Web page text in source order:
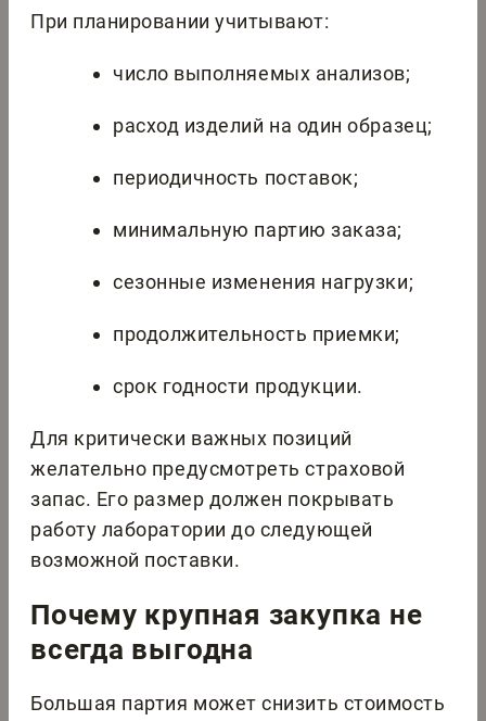
При планировании учитывают:
число выполняемых анализов;
расход изделий на один образец;
периодичность поставок;
минимальную партию заказа;
сезонные изменения нагрузки;
продолжительность приемки;
срок годности продукции.
Для критически важных позиций
желательно предусмотреть страховой
запас. Его размер должен покрывать
работу лаборатории до следующей
возможной поставки.
Почему крупная закупка не
всегда выгодна
Большая партия может снизить стоимость